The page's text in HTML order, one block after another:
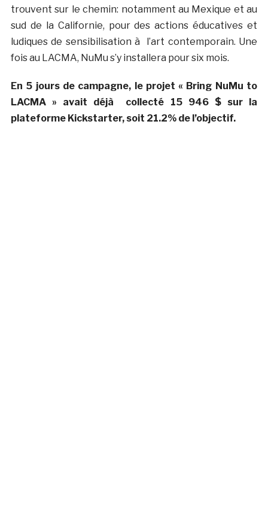
trouvent sur le chemin: notamment au Mexique et au
sud de la Californie, pour des actions éducatives et
ludiques de sensibilisation à l’art contemporain. Une
fois au LACMA, NuMu s’y installera pour six mois.
En 5 jours de campagne, le projet « Bring NuMu to
LACMA » avait déjà collecté 15 946 $ sur la
plateforme Kickstarter, soit 21.2% de l’objectif.